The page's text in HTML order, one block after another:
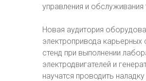
управления и обслуживания
Новая аудитория
электропривода
стенд при выполнении
электродвигателей и
научатся проводить